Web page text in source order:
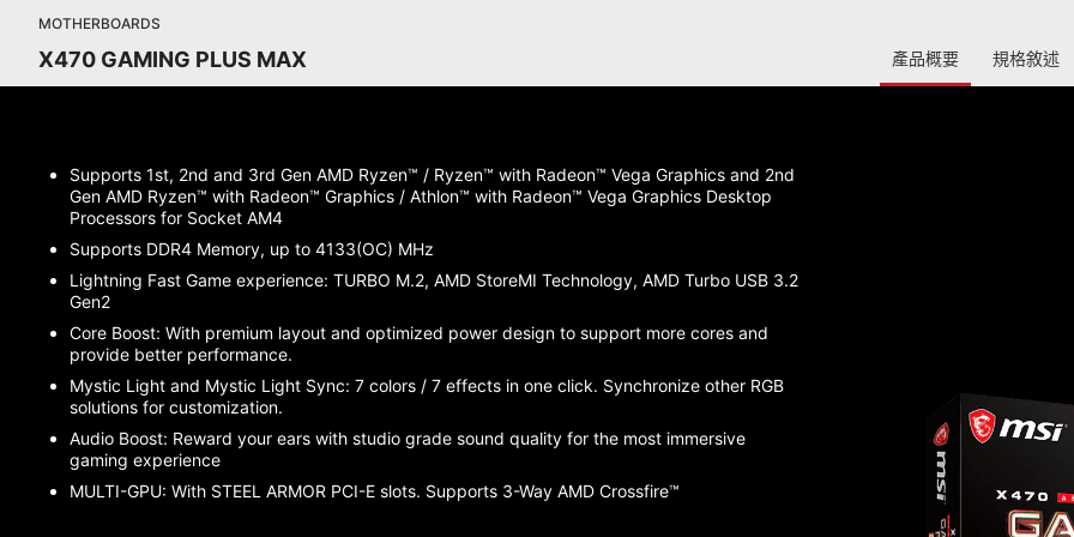
MOTHERBOARDS
X470 GAMING PLUS MAX 產品概要 規格敘述
Supports 1st, 2nd and 3rd Gen AMD Ryzen™ / Ryzen™ with Radeon™ Vega Graphics and 2nd
Gen AMD Ryzen™ with Radeon™ Graphics / Athlon™ with Radeon™ Vega Graphics Desktop
Processors for Socket AM4
Supports DDR4 Memory, up to 4133(OC) MHz
Lightning Fast Game experience: TURBO M.2, AMD StoreMI Technology, AMD Turbo USB 3.2
Gen2
Core Boost: With premium layout and optimized power design to support more cores and
provide better performance.
Mystic Light and Mystic Light Sync: 7 colors / 7 effects in one click. Synchronize other RGB
solutions for customization.
Audio Boost: Reward your ears with studio grade sound quality for the most immersive
gaming experience
MULTI-GPU: With STEEL ARMOR PCI-E slots. Supports 3-Way AMD Crossfire™